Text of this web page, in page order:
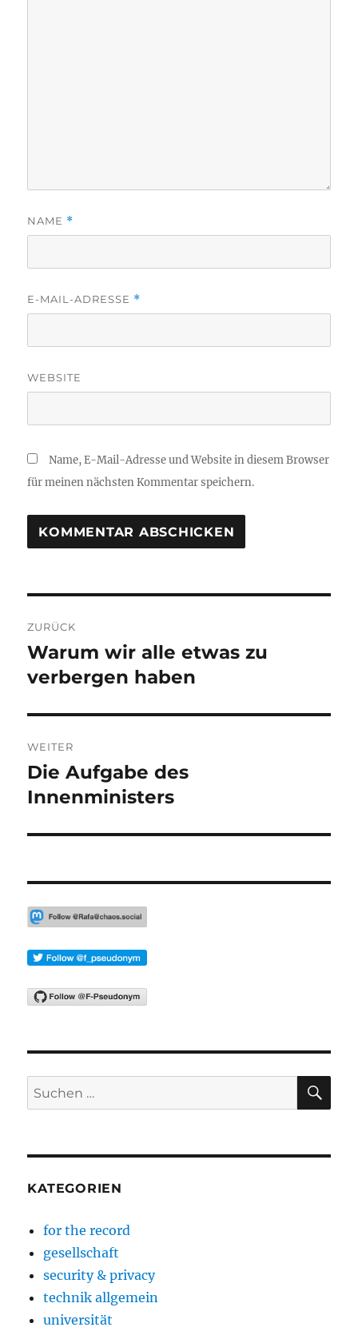
NAME *
E-MAIL-ADRESSE *
WEBSITE
Name, E-Mail-Adresse und Website in diesem Browser
für meinen nächsten Kommentar speichern.
ZURÜCK
Vorheriger
Beitrag:
Warum wir alle etwas zu
verbergen haben
WEITER
Nächster
Beitrag:
Die Aufgabe des
Innenministers
Suchen
nach:
KATEGORIEN
for the record
gesellschaft
security & privacy
technik allgemein
universität